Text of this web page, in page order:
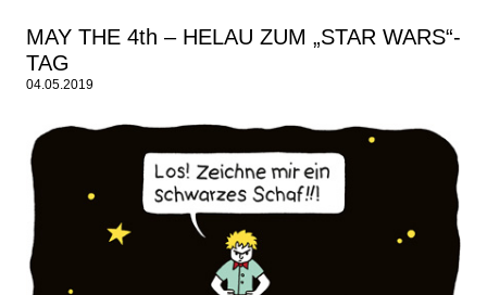
MAY THE 4th – HELAU ZUM „STAR WARS“-
TAG
04.05.2019